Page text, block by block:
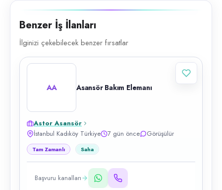
Benzer İş İlanları
İlginizi çekebilecek benzer fırsatlar
AA Asansör Bakım Elemanı
Astor Asansör
İstanbul Kadıköy Türkiye
7 gün önce Görüşülür
Tam Zamanlı Saha
Başvuru kanalları